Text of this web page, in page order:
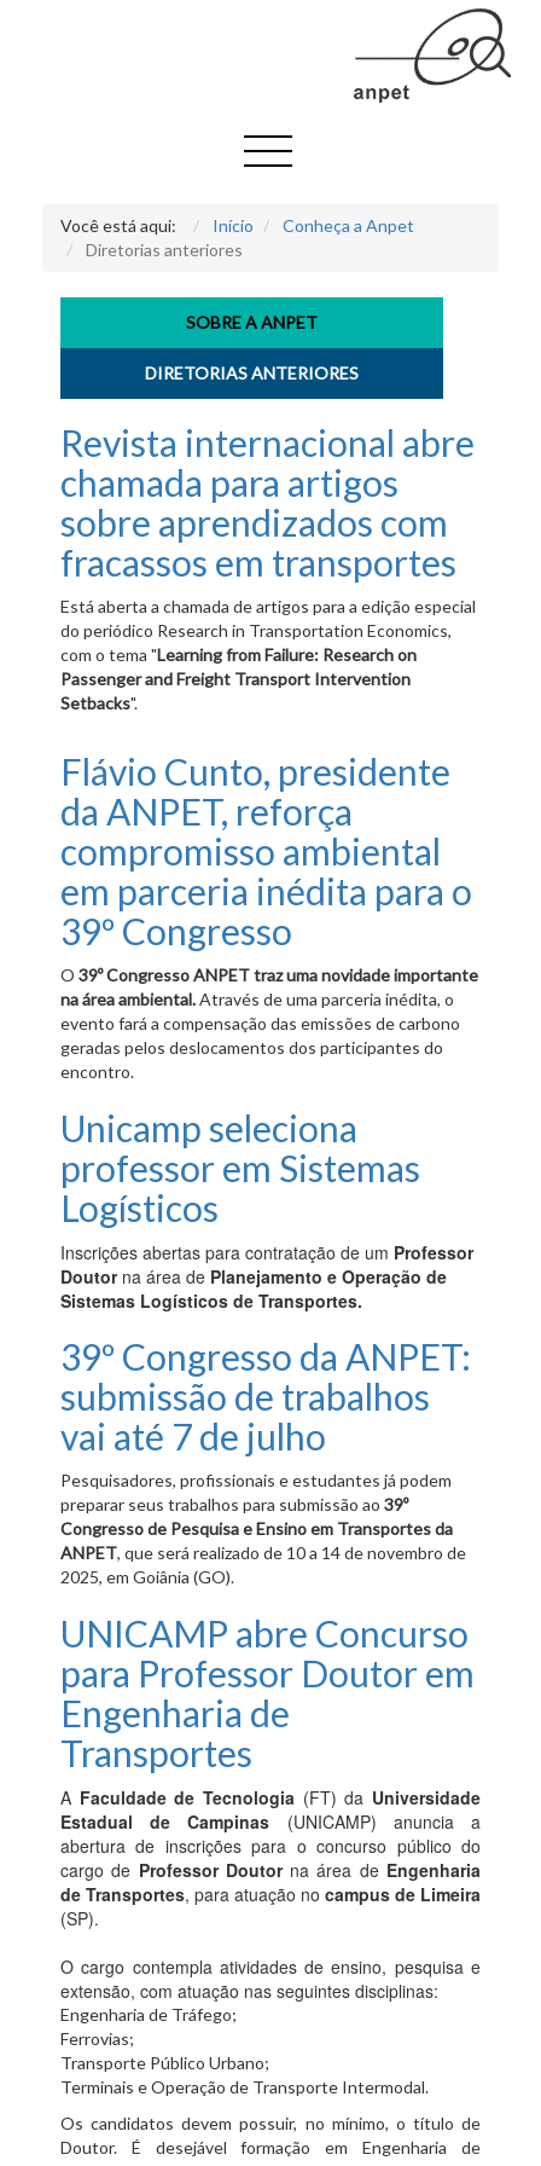
Você está aqui: Início
Conheça a Anpet
Diretorias anteriores
SOBRE A ANPET
DIRETORIAS ANTERIORES
Revista internacional abre
chamada para artigos
sobre aprendizados com
fracassos em transportes
Está aberta a chamada de artigos para a edição especial
do periódico Research in Transportation Economics,
com o tema "Learning from Failure: Research on
Passenger and Freight Transport Intervention
Setbacks".
Flávio Cunto, presidente
da ANPET, reforça
compromisso ambiental
em parceria inédita para o
39º Congresso
O 39º Congresso ANPET traz uma novidade importante
na área ambiental.Através de uma parceria inédita, o
evento fará a compensação das emissões de carbono
geradas pelos deslocamentos dos participantes do
encontro.
Unicamp seleciona
professor em Sistemas
Logísticos
Inscrições abertas para contratação de um Professor
Doutorna área de Planejamento e Operação de
Sistemas Logísticos de Transportes.
39º Congresso da ANPET:
submissão de trabalhos
vai até 7 de julho
Pesquisadores, profissionais e estudantes já podem
preparar seus trabalhos para submissão ao 39º
Congresso de Pesquisa e Ensino em Transportes da
ANPET, que será realizado de 10 a 14 de novembro de
2025, em Goiânia (GO).
UNICAMP abre Concurso
para Professor Doutor em
Engenharia de
Transportes
A Faculdade de Tecnologia (FT) da Universidade
Estadual de Campinas (UNICAMP) anuncia a
abertura de inscrições para o concurso público do
cargo de Professor Doutorna área de Engenharia
de Transportes, para atuação no campus de Limeira
(SP).
O cargo contempla atividades de ensino, pesquisa e
extensão, com atuação nas seguintes disciplinas:
Engenharia de Tráfego;
Ferrovias;
Transporte Público Urbano;
Terminais e Operação de Transporte Intermodal.
Os candidatos devem possuir, no mínimo, o título de
Doutor. É desejável formação em Engenharia de